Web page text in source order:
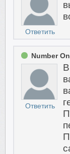
Ответить
Number
Ответить